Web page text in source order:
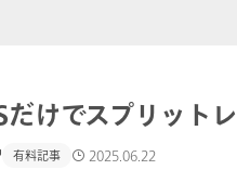
けでスプリット
有料記事 2025.06.22